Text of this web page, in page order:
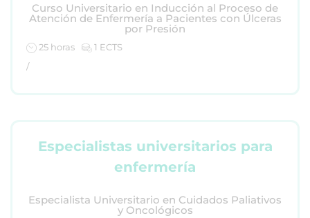
Curso Universitario en Inducción al Proceso de
Atención de Enfermería a Pacientes con Úlceras
por Presión
25 horas
1 ECTS
/
Especialistas universitarios para
enfermería
Especialista Universitario en Cuidados Paliativos
y Oncológicos